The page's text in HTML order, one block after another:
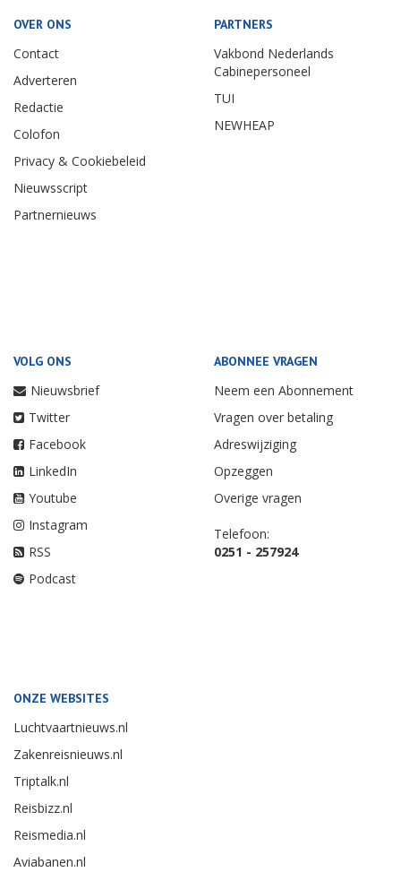
OVER ONS
Contact
Adverteren
Redactie
Colofon
Privacy & Cookiebeleid
Nieuwsscript
Partnernieuws
PARTNERS
Vakbond Nederlands
Cabinepersoneel
TUI
NEWHEAP
VOLG ONS
Nieuwsbrief
Twitter
Facebook
LinkedIn
Youtube
Instagram
RSS
Podcast
ABONNEE VRAGEN
Neem een Abonnement
Vragen over betaling
Adreswijziging
Opzeggen
Overige vragen
Telefoon:
0251 - 257924
ONZE WEBSITES
Luchtvaartnieuws.nl
Zakenreisnieuws.nl
Triptalk.nl
Reisbizz.nl
Reismedia.nl
Aviabanen.nl